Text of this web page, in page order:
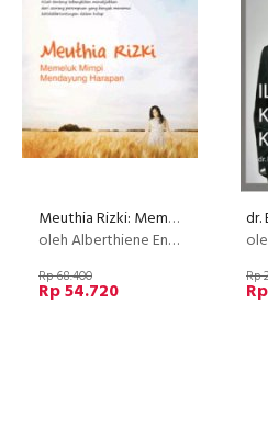
Meuthia Rizki: Memeluk Mimpi, Mendayung Harapan
oleh Alberthiene Endah
Rp 68.400
Rp 54.720
Rp